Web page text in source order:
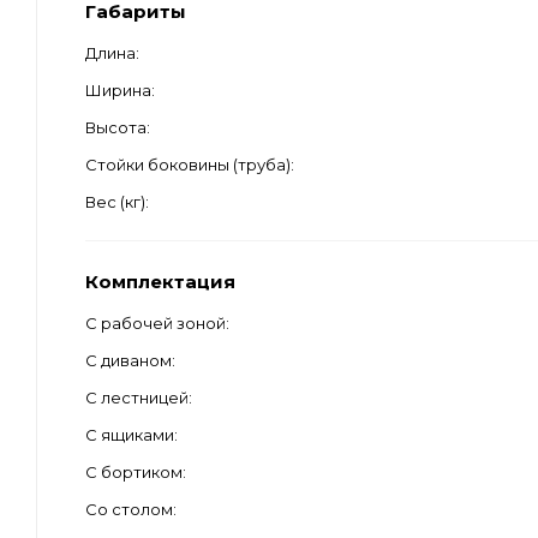
Габариты
Длина
Ширина
Высота
Стойки боковины (труба)
Вес (кг)
Комплектация
С рабочей зоной
С диваном
С лестницей
С ящиками
С бортиком
Со столом